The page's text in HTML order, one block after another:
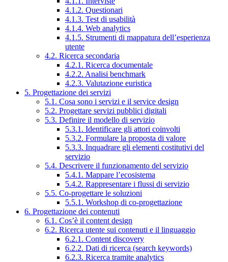
4.1.2. Questionari
4.1.3. Test di usabilità
4.1.4. Web analytics
4.1.5. Strumenti di mappatura dell’esperienza
utente
4.2. Ricerca secondaria
4.2.1. Ricerca documentale
4.2.2. Analisi benchmark
4.2.3. Valutazione euristica
5. Progettazione dei servizi
5.1. Cosa sono i servizi e il service design
5.2. Progettare servizi pubblici digitali
5.3. Definire il modello di servizio
5.3.1. Identificare gli attori coinvolti
5.3.2. Formulare la proposta di valore
5.3.3. Inquadrare gli elementi costitutivi del
servizio
5.4. Descrivere il funzionamento del servizio
5.4.1. Mappare l’ecosistema
5.4.2. Rappresentare i flussi di servizio
5.5. Co-progettare le soluzioni
5.5.1. Workshop di co-progettazione
6. Progettazione dei contenuti
6.1. Cos’è il content design
6.2. Ricerca utente sui contenuti e il linguaggio
6.2.1. Content discovery
6.2.2. Dati di ricerca (search keywords)
6.2.3. Ricerca tramite analytics